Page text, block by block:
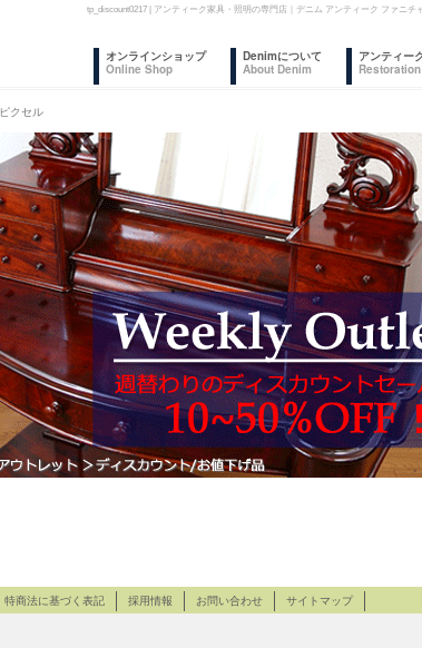
tp_discount0217 | アンティーク家具・照明の専門店｜デニム アンティーク ファニ
テ
ン
ツ
へ
ス
キ
ッ
プ
オンラインショップ
Online Shop
Denimについて
About Denim
アンティー
Restoration
ピクセル
特商法に基づく表記 採用情報 お問い合わせ サイトマップ